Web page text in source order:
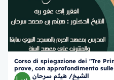
Corso di spiegazione dei "Tre
prove, con approfondimento
الشيخ/ هيثم سرحان